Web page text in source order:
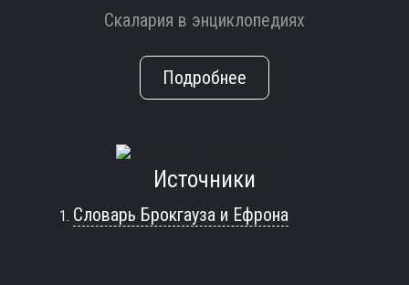
Скалария в энциклопедиях
Подробнее
Источники
Словарь Брокгауза и Ефрона